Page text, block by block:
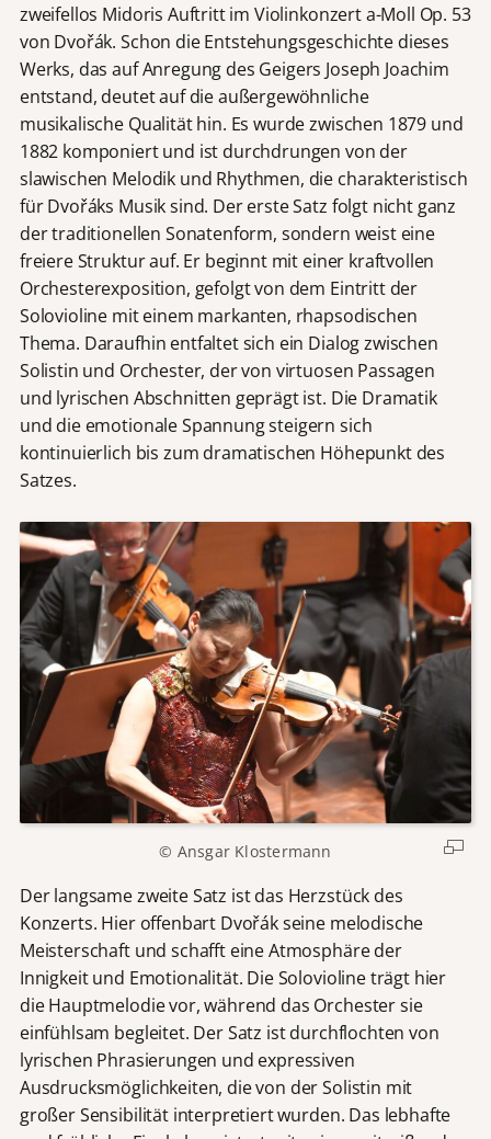
zweifellos Midoris Auftritt im Violinkonzert a-Moll Op. 53
von Dvořák. Schon die Entstehungsgeschichte dieses
Werks, das auf Anregung des Geigers Joseph Joachim
entstand, deutet auf die außergewöhnliche
musikalische Qualität hin. Es wurde zwischen 1879 und
1882 komponiert und ist durchdrungen von der
slawischen Melodik und Rhythmen, die charakteristisch
für Dvořáks Musik sind. Der erste Satz folgt nicht ganz
der traditionellen Sonatenform, sondern weist eine
freiere Struktur auf. Er beginnt mit einer kraftvollen
Orchesterexposition, gefolgt von dem Eintritt der
Solovioline mit einem markanten, rhapsodischen
Thema. Daraufhin entfaltet sich ein Dialog zwischen
Solistin und Orchester, der von virtuosen Passagen
und lyrischen Abschnitten geprägt ist. Die Dramatik
und die emotionale Spannung steigern sich
kontinuierlich bis zum dramatischen Höhepunkt des
Satzes.
© Ansgar Klostermann
Der langsame zweite Satz ist das Herzstück des
Konzerts. Hier offenbart Dvořák seine melodische
Meisterschaft und schafft eine Atmosphäre der
Innigkeit und Emotionalität. Die Solovioline trägt hier
die Hauptmelodie vor, während das Orchester sie
einfühlsam begleitet. Der Satz ist durchflochten von
lyrischen Phrasierungen und expressiven
Ausdrucksmöglichkeiten, die von der Solistin mit
großer Sensibilität interpretiert wurden. Das lebhafte